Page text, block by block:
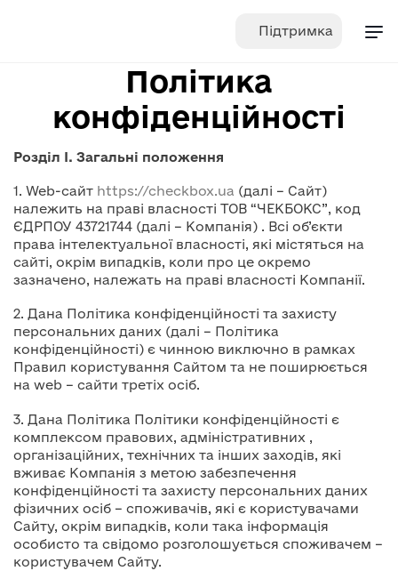
Підтримка
Політика
конфіденційності
Розділ І. Загальні положення
1. Web-сайт https://checkbox.ua (далі – Сайт)
належить на праві власності ТОВ “ЧЕКБОКС”, код
ЄДРПОУ 43721744 (далі – Компанія) . Всі об’єкти
права інтелектуальної власності, які містяться на
сайті, окрім випадків, коли про це окремо
зазначено, належать на праві власності Компанії.
2. Дана Політика конфіденційності та захисту
персональних даних (далі – Політика
конфіденційності) є чинною виключно в рамках
Правил користування Сайтом та не поширюється
на web – сайти третіх осіб.
3. Дана Політика Політики конфіденційності є
комплексом правових, адміністративних ,
організаційних, технічних та інших заходів, які
вживає Компанія з метою забезпечення
конфіденційності та захисту персональних даних
фізичних осіб – споживачів, які є користувачами
Сайту, окрім випадків, коли така інформація
особисто та свідомо розголошується споживачем –
користувачем Сайту.